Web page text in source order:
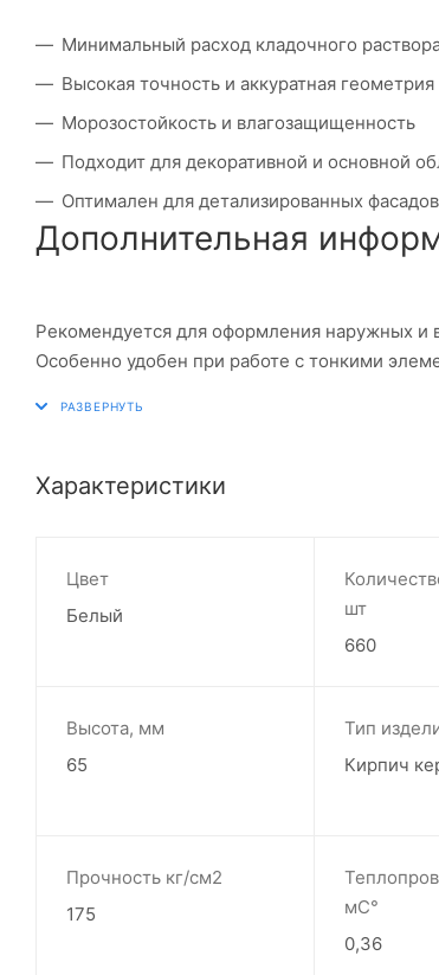
Минимальный расход кладочного
Высокая точность и аккуратная геометрия
Морозостойкость и влагозащищенность
Подходит для декоративной и основной
Оптимален для детализированных фасадов
Дополнительная
Рекомендуется для оформления наружных и
Особенно удобен при работе с тонкими
Характеристики
Цвет
Белый
шт
660
Высота, мм
65
Тип
Кирпич
Прочность кг/см2
175
мС°
0,36